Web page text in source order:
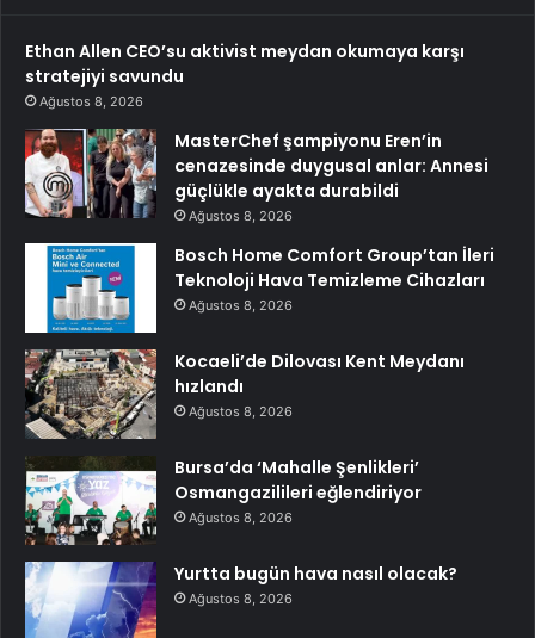
Ethan Allen CEO’su aktivist meydan okumaya karşı
stratejiyi savundu
Ağustos 8, 2026
MasterChef şampiyonu Eren’in
cenazesinde duygusal anlar: Annesi
güçlükle ayakta durabildi
Ağustos 8, 2026
Bosch Home Comfort Group’tan İleri
Teknoloji Hava Temizleme Cihazları
Ağustos 8, 2026
Kocaeli’de Dilovası Kent Meydanı
hızlandı
Ağustos 8, 2026
Bursa’da ‘Mahalle Şenlikleri’
Osmangazilileri eğlendiriyor
Ağustos 8, 2026
Yurtta bugün hava nasıl olacak?
Ağustos 8, 2026